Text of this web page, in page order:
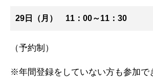
29日（月） 11：00～11：30
（予約制）
※年間登録をしていない方も参加で